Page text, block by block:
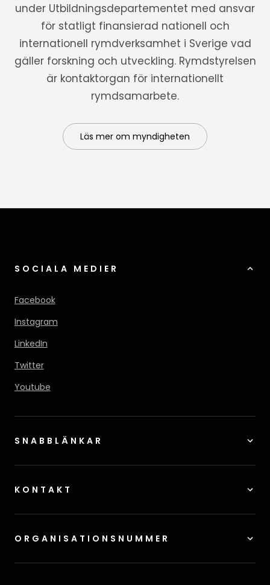
under Utbildningsdepartementet med ansvar
för statligt finansierad nationell och
internationell rymdverksamhet i Sverige vad
gäller forskning och utveckling. Rymdstyrelsen
är kontaktorgan för internationellt
rymdsamarbete.
Läs mer om myndigheten
SOCIALA MEDIER
Facebook
Instagram
LinkedIn
Twitter
Youtube
SNABBLÄNKAR
KONTAKT
ORGANISATIONSNUMMER